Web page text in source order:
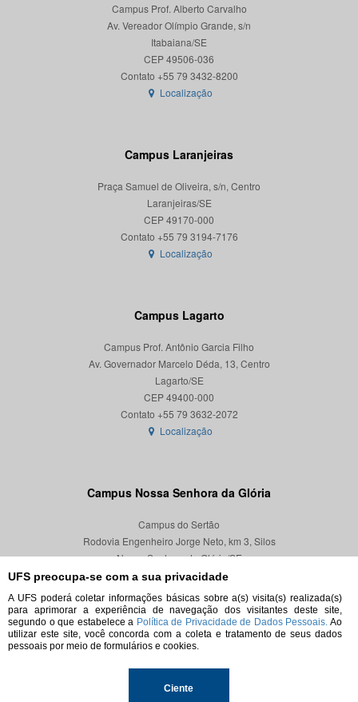
UFS preocupa-se com a sua privacidade
A UFS poderá coletar informações básicas sobre a(s) visita(s) realizada(s)
para aprimorar a experiência de navegação dos visitantes deste site,
segundo o que estabelece a Política de Privacidade de Dados Pessoais. Ao
utilizar este site, você concorda com a coleta e tratamento de seus dados
pessoais por meio de formulários e cookies.
Ciente
Campus Prof. Alberto Carvalho
Av. Vereador Olímpio Grande, s/n
Itabaiana/SE
CEP 49506-036
Localização
Campus Laranjeiras
Praça Samuel de Oliveira, s/n, Centro
Laranjeiras/SE
CEP 49170-000
Localização
Campus Lagarto
Campus Prof. Antônio Garcia Filho
Av. Governador Marcelo Déda, 13, Centro
Lagarto/SE
CEP 49400-000
Localização
Campus Nossa Senhora da Glória
Campus do Sertão
Rodovia Engenheiro Jorge Neto, km 3, Silos
Nossa Senhora da Glória/SE
CEP 49680-000
Localização
© 2026. Todos os direitos reservados.